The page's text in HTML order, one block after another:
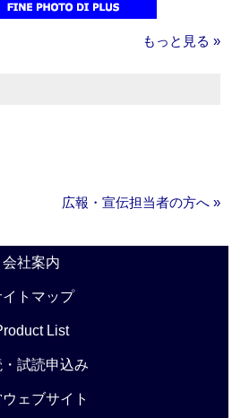
もっと見る »
広報・宣伝担当者の方へ »
会社案内
イトマップ
List
・試読申込み
ェブサイト